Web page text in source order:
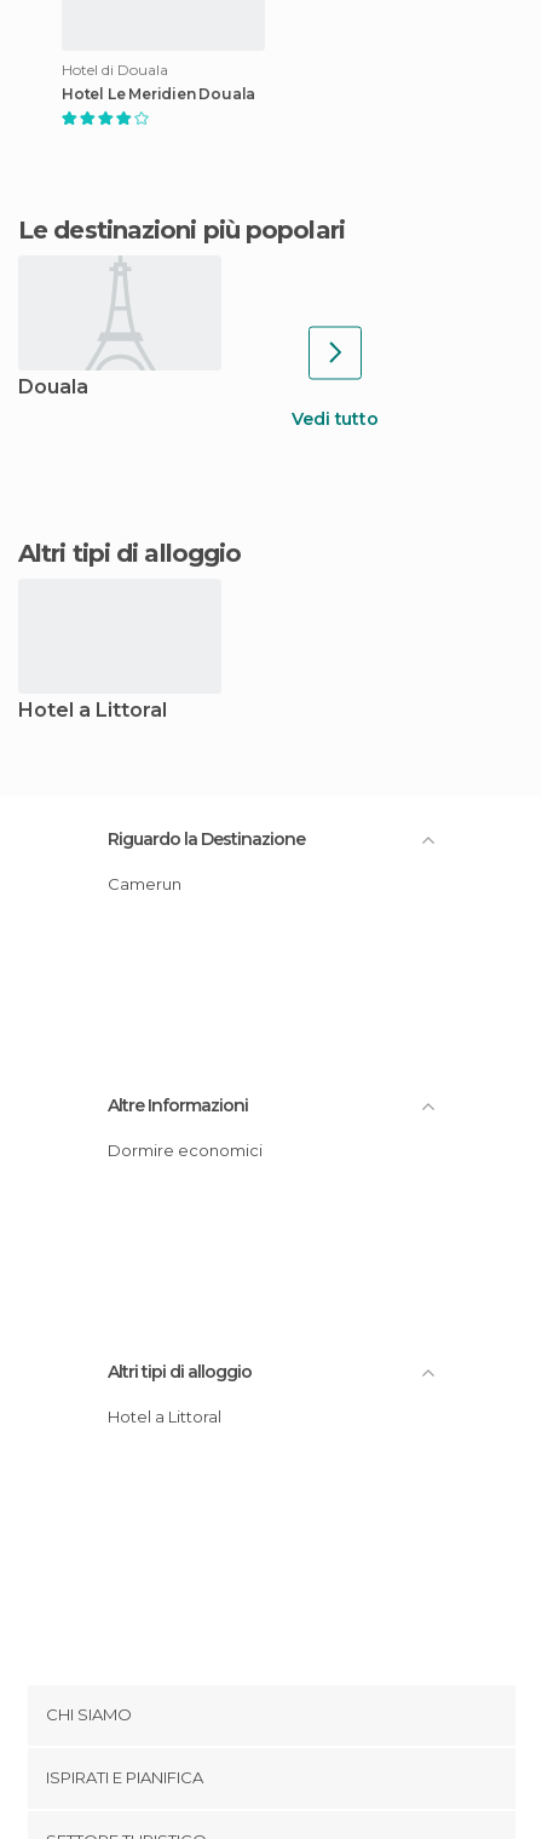
Hotel di Douala
Hotel Le Meridien Douala
Le destinazioni più popolari
Douala
Vedi tutto
Altri tipi di alloggio
Hotel a Littoral
Riguardo la Destinazione
Camerun
Altre Informazioni
Dormire economici
Altri tipi di alloggio
Hotel a Littoral
CHI SIAMO
ISPIRATI E PIANIFICA